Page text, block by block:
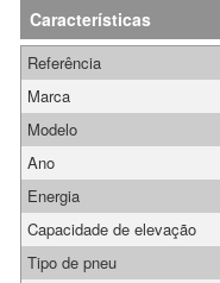
Características
Referência
Marca
Modelo
Ano
Energia
Capacidade de elevação
Tipo de pneu